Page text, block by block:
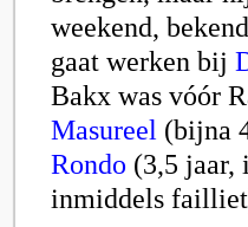
weekend,
gaat werken bij
Bakx was vóór
Masureel (bijna
Rondo (3,5
inmiddels